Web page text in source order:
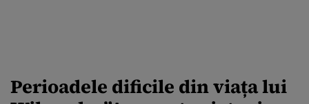
Perioadele dificile din viața lui